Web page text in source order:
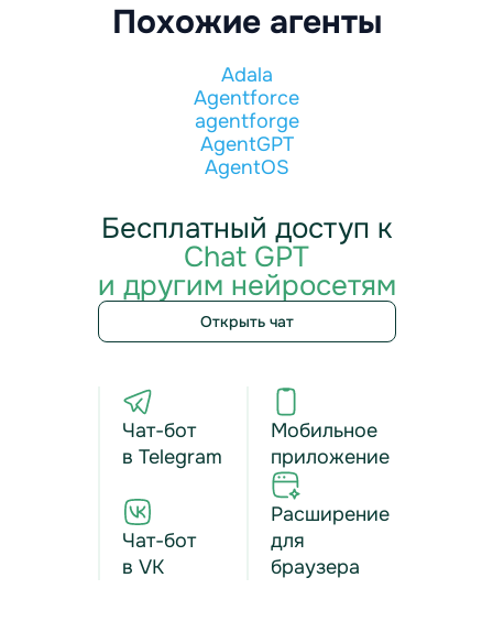
Похожие агенты
Adala
Agentforce
agentforge
AgentGPT
AgentOS
Бесплатный доступ к
Chat GPT
и другим нейросетям
Открыть чат
Чат-бот
в Telegram
Чат-бот
в VK
Мобильное
приложение
Расширение
для
браузера